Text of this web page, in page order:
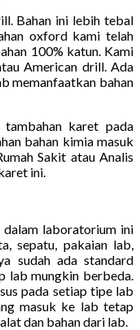
Bahan ini lebih tebal
oxford kami telah
100% katun. Kami
American drill. Ada
memanfaatkan bahan
tambahan karet pada
bahan kimia masuk
Sakit atau Analis
ini.
laboratorium ini
sepatu, pakaian lab,
sudah ada standard
lab mungkin berbeda.
pada setiap tipe lab
masuk ke lab tetap
dan bahan dari lab.